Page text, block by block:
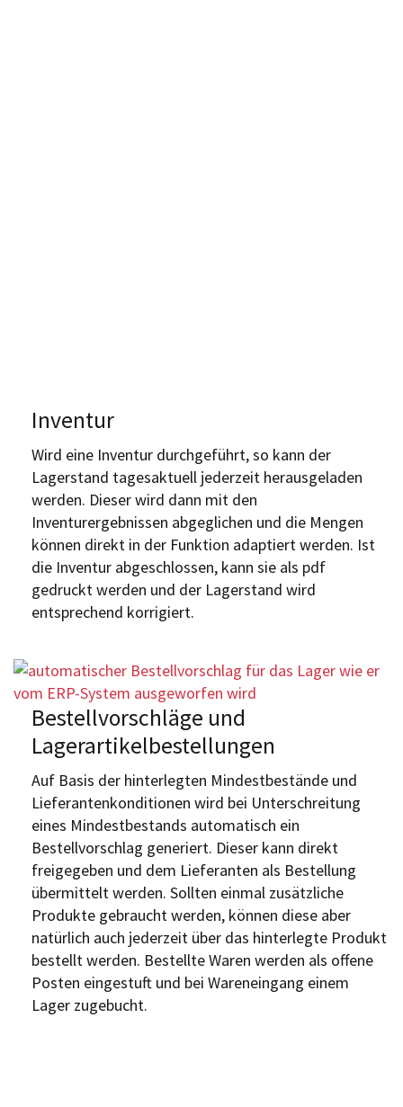
Inventur
Wird eine Inventur durchgeführt, so kann der
Lagerstand tagesaktuell jederzeit herausgeladen
werden. Dieser wird dann mit den
Inventurergebnissen abgeglichen und die Mengen
können direkt in der Funktion adaptiert werden. Ist
die Inventur abgeschlossen, kann sie als pdf
gedruckt werden und der Lagerstand wird
entsprechend korrigiert.
Bestellvorschläge und
Lagerartikelbestellungen
Auf Basis der hinterlegten Mindestbestände und
Lieferantenkonditionen wird bei Unterschreitung
eines Mindestbestands automatisch ein
Bestellvorschlag generiert. Dieser kann direkt
freigegeben und dem Lieferanten als Bestellung
übermittelt werden. Sollten einmal zusätzliche
Produkte gebraucht werden, können diese aber
natürlich auch jederzeit über das hinterlegte Produkt
bestellt werden. Bestellte Waren werden als offene
Posten eingestuft und bei Wareneingang einem
Lager zugebucht.